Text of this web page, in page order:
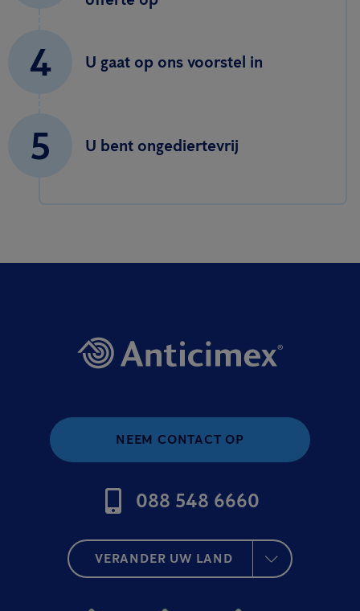
4 U gaat op ons voorstel in
5 U bent ongediertevrij
NEEM CONTACT OP
088 548 6660
VERANDER UW LAND